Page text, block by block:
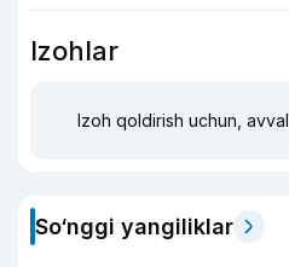
Izohlar
Izoh qoldirish uchun, avval
So‘nggi yangiliklar